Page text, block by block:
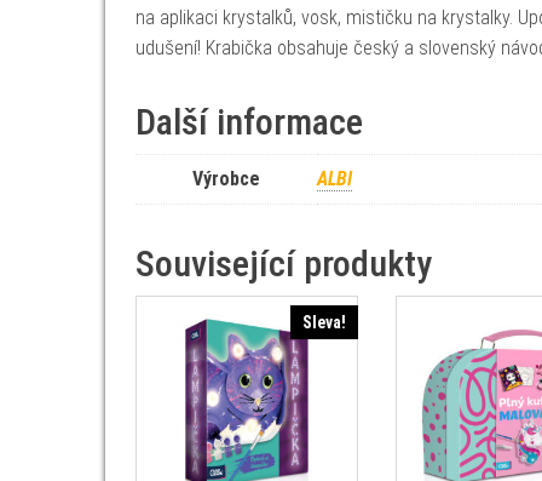
na aplikaci krystalků, vosk, mističku na krystalky.
udušení! Krabička obsahuje český a slovenský
Další informace
Výrobce ALBI
Související produkty
Sleva!